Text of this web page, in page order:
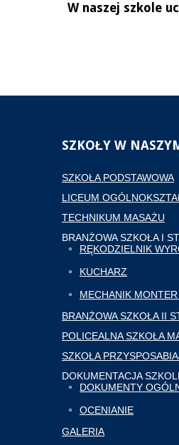
W naszej szkole
SZKOŁY W
SZKOŁA PODSTAWOWA
LICEUM
TECHNIKUM MASAŻU
BRANŻOWA SZKOŁA I
RĘKODZIELNIK
KUCHARZ
MECHANIK
BRANŻOWA SZKOŁA II
POLICEALNA SZKOŁA
SZKOŁA
DOKUMENTACJA
DOKUMENTY
OCENIANIE
GALERIA